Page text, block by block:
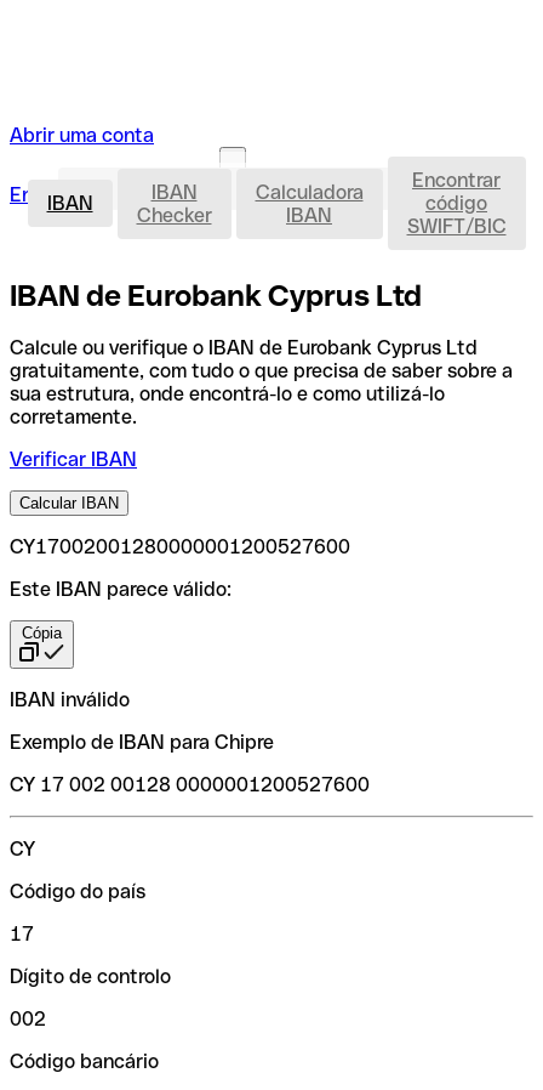
Abrir uma conta
Entrar Abrir uma conta IBAN
IBAN
IBAN
Checker
Calculadora
IBAN
Encontrar
código
SWIFT/BIC
IBAN de Eurobank Cyprus Ltd
Calcule ou verifique o IBAN de Eurobank Cyprus Ltd
gratuitamente, com tudo o que precisa de saber sobre a
sua estrutura, onde encontrá-lo e como utilizá-lo
corretamente.
Verificar IBAN
Calcular IBAN
CY17002001280000001200527600
Este IBAN parece válido:
Cópia
IBAN inválido
Exemplo de IBAN para Chipre
CY 17 002 00128 0000001200527600
CY
Código do país
17
Dígito de controlo
002
Código bancário